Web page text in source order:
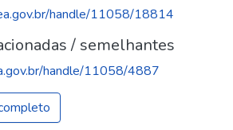
handle/11058/18814
/ semelhantes
handle/11058/4887